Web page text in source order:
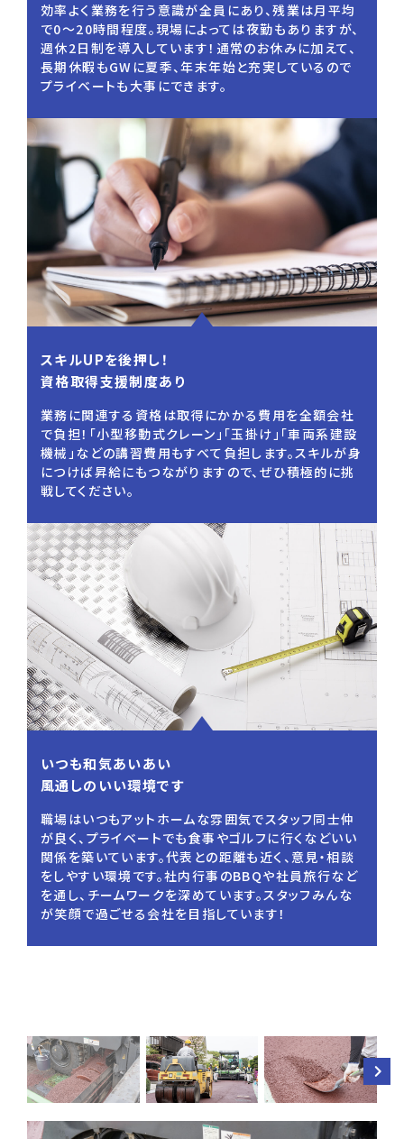
効率よく業務を行う意識が全員にあり、残業は月平均
で0～20時間程度。現場によっては夜勤もありますが、
週休2日制を導入しています！通常のお休みに加えて、
長期休暇もGWに夏季、年末年始と充実しているので
プライベートも大事にできます。
スキルUPを後押し！
資格取得支援制度あり
業務に関連する資格は取得にかかる費用を全額会社
で負担！「小型移動式クレーン」「玉掛け」「車両系建設
機械」などの講習費用もすべて負担します。スキルが身
につけば昇給にもつながりますので、ぜひ積極的に挑
戦してください。
いつも和気あいあい
風通しのいい環境です
職場はいつもアットホームな雰囲気でスタッフ同士仲
が良く、プライベートでも食事やゴルフに行くなどいい
関係を築いています。代表との距離も近く、意見・相談
をしやすい環境です。社内行事のBBQや社員旅行など
を通し、チームワークを深めています。スタッフみんな
が笑顔で過ごせる会社を目指しています！